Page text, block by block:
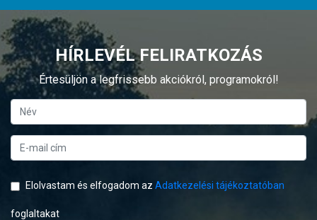
HÍRLEVÉL FELIRATKOZÁS
Értesüljön a legfrissebb akciókról, programokról!
Elolvastam és elfogadom az Adatkezelési tájékoztatóban
foglaltakat